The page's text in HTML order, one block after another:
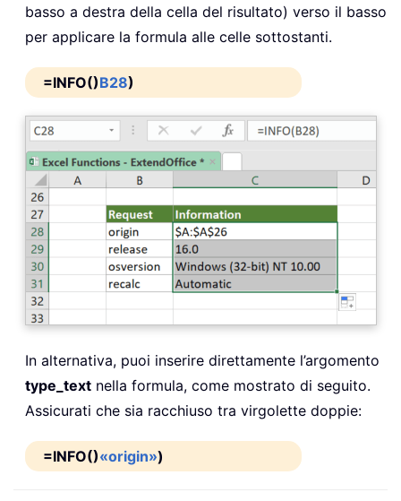
basso a destra della cella del risultato) verso il basso
per applicare la formula alle celle sottostanti.
=INFO()B28)
In alternativa, puoi inserire direttamente l’argomento
type_text nella formula, come mostrato di seguito.
Assicurati che sia racchiuso tra virgolette doppie:
=INFO()«origin»)